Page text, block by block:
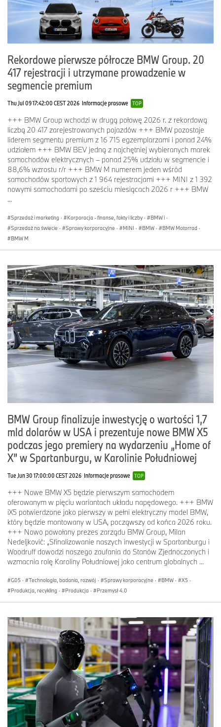
Rekordowe pierwsze półrocze BMW Group. 20
417 rejestracji i utrzymane prowadzenie w
segmencie premium
Thu Jul 09 17:42:00 CEST 2026 Informacje prasowe TOP
+++ BMW Group wchodzi w drugą połowę 2026 r. z rekordową
liczbą 20 417 zarejestrowanych pojazdów +++ BMW pozostaje
liderem segmentu premium z 16 715 egzemplarzami i ponad 24%
udziałem +++ BMW BEV jedną z najchętniej wybieranych marek
samochodów elektrycznych – ponad 25% udziału w segmencie i
88,6% wzrostu r/r +++ BMW M numerem jeden wśród
samochodów sportowych z 1 964 rejestracjami +++ MINI z 1 392
nowymi samochodami po sześciu miesiącach 2026 r +++ BMW
...
Sprzedaż i marketing · Korporacja - finanse, fakty i liczby · BMW i ·
Sprzedaż na świecie · Sprawy korporacyjne · MINI · BMW · BMW Motorrad ·
BMW M
BMW Group finalizuje inwestycję o wartości 1,7
mld dolarów w USA i prezentuje nowe BMW X5
podczas jego premiery na wydarzeniu „Home of
X” w Spartanburgu, w Karolinie Południowej
Tue Jun 30 17:00:00 CEST 2026 Informacje prasowe TOP
+++ Nowe BMW X5 będzie pierwszym samochodem
oferowanym w pięciu wariantach układu napędowego. +++ BMW
iX5 potwierdzone jako pierwszy w pełni elektryczny model BMW,
który będzie montowany w USA, począwszy od końca 2026 roku.
+++ Nowo powołany prezes zarządu BMW Group, Milan
Nedeljković: „Sfinalizowanie naszych inwestycji w Spartanburgu i
Woodruff dowodzi naszego zaufania do Stanów Zjednoczonych i
wzmacnia rolę Karoliny Południowej jako centrum globalnych ...
G05 · Technologia, badania, rozwój · Sprawy korporacyjne · BMW · X5 ·
Produkcja, recykling · Produkcja · Przemysł 4.0